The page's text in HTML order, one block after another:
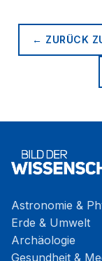
← ZURÜCK
Astronomie &
Erde & Umwelt
Archäologie
Gesundheit &